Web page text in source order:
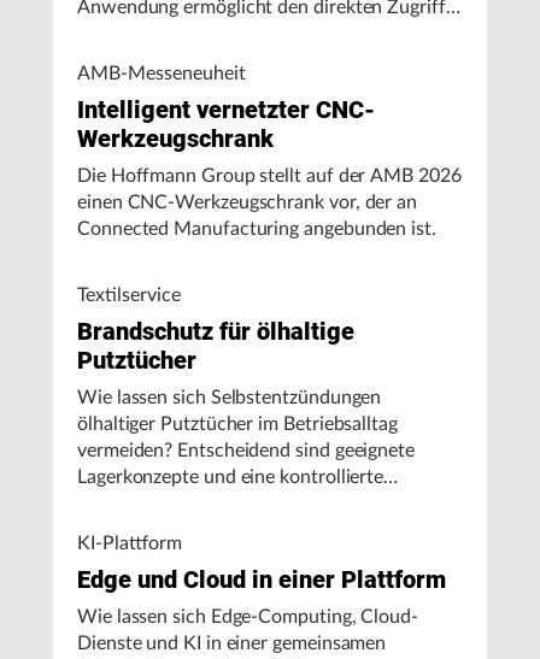
Anwendung ermöglicht den direkten Zugriff
Energieverbrauch.
AMB-Messeneuheit
Intelligent vernetzter CNC-
Werkzeugschrank
Die Hoffmann Group stellt auf der AMB 2026
einen CNC-Werkzeugschrank vor, der an
Connected Manufacturing angebunden ist.
Textilservice
Brandschutz für ölhaltige
Putztücher
Wie lassen sich Selbstentzündungen
ölhaltiger Putztücher im Betriebsalltag
vermeiden? Entscheidend sind geeignete
Lagerkonzepte und eine kontrollierte
KI-Plattform
Edge und Cloud in einer Plattform
Wie lassen sich Edge-Computing, Cloud-
Dienste und KI in einer gemeinsamen